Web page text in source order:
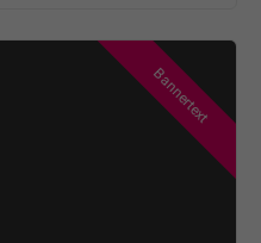
Bannertext